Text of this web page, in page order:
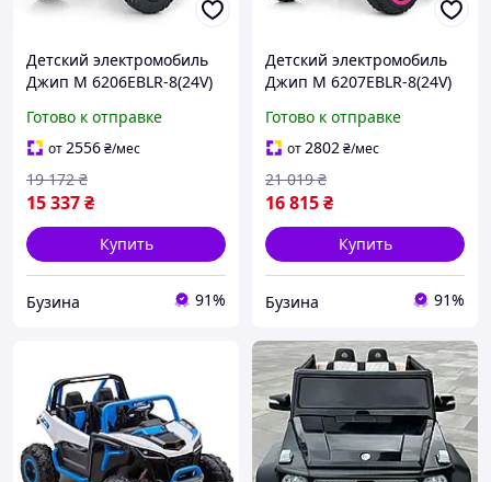
Детский электромобиль
Джип M 6206EBLR-8(24V)
Готово к отправке
от2556₴/мес
15 337₴
19 172 ₴
Купить
Бузина 91%
Детский электромобиль
Джип M 6207EBLR-8(24V)
Готово к отправке
от2802₴/мес
16 815₴
21 019 ₴
Купить
Бузина 91%